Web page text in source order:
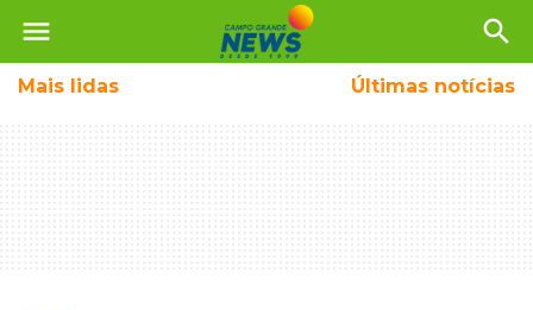
menu search
Mais lidas Últimas notícias